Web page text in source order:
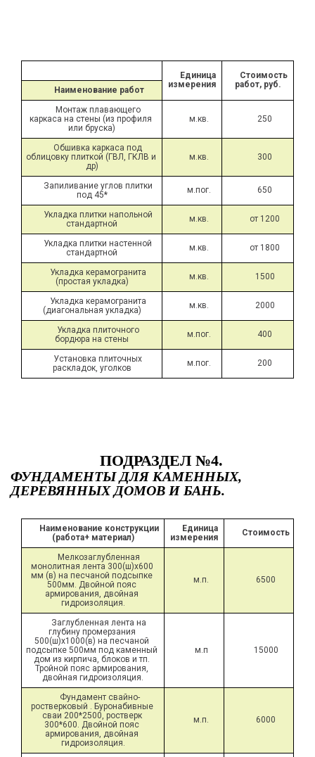
Единица
измерения
Стоимость
работ, руб.
Наименование работ
Монтаж плавающего
каркаса на стены (из профиля
или бруска)
м.кв. 250
Обшивка каркаса под
облицовку плиткой (ГВЛ, ГКЛВ и
др)
м.кв. 300
Запиливание углов плитки
под 45*
м.пог. 650
Укладка плитки напольной
стандартной
м.кв. от 1200
Укладка плитки настенной
стандартной
м.кв. от 1800
Укладка керамогранита
(простая укладка)
м.кв. 1500
Укладка керамогранита
(диагональная укладка)
м.кв. 2000
Укладка плиточного
бордюра на стены
м.пог. 400
Установка плиточных
раскладок, уголков
м.пог. 200
ПОДРАЗДЕЛ №4.
ФУНДАМЕНТЫ ДЛЯ КАМЕННЫХ,
ДЕРЕВЯННЫХ ДОМОВ И БАНЬ.
Наименование конструкции
(работа+ материал)
Единица
измерения
Стоимость
Мелкозаглубленная
монолитная лента 300(ш)х600
мм (в) на песчаной подсыпке
500мм. Двойной пояс
армирования, двойная
гидроизоляция.
м.п. 6500
Заглубленная лента на
глубину промерзания
500(ш)х1000(в) на песчаной
подсыпке 500мм под каменный
дом из кирпича, блоков и тп.
Тройной пояс армирования,
двойная гидроизоляция.
м.п 15000
Фундамент свайно-
ростверковый . Буронабивные
сваи 200*2500, ростверк
300*600. Двойной пояс
армирования, двойная
гидроизоляция.
м.п. 6000